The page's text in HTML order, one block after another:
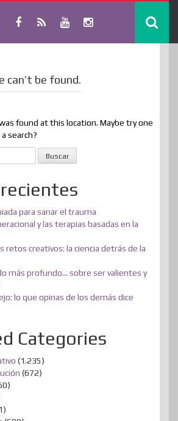
can’t be found.
found at this location. Maybe try one
search?
para sanar el trauma
y las terapias basadas en la
retos creativos: la ciencia detrás de la
más profundo… sobre ser valientes y
lo que opinas de los demás dice
Categories
(1.235)
(672)